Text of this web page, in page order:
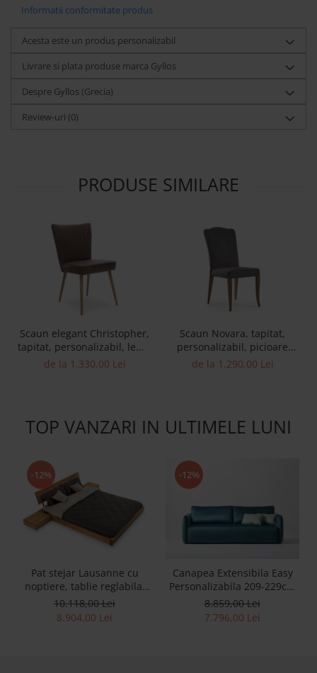
Informatii conformitate produs
Acesta este un produs personalizabil
Livrare si plata produse marca Gyllos
Despre Gyllos (Grecia)
Review-uri (0)
PRODUSE SIMILARE
Scaun elegant Christopher,
tapitat, personalizabil, lemn
masiv stejar, stil
de la 1.330,00 Lei
Scaun Novara, tapitat,
personalizabil, picioare
lemn masiv, stil clasic,
de la 1.290,00 Lei
TOP VANZARI IN ULTIMELE LUNI
-12%
Pat stejar Lausanne cu
noptiere, tablie reglabila,
lemn masiv, stil
contemporan,
10.118,00 Lei
8.904,00 Lei
-12%
Canapea Extensibila Easy
Personalizabila 209-229cm
Stil Contemporan Tapiterie
Stofa
8.859,00 Lei
7.796,00 Lei